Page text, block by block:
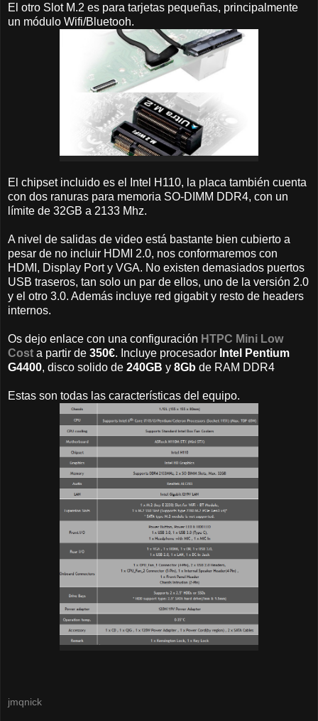
El otro Slot M.2 es para tarjetas pequeñas, principalmente
un módulo Wifi/Bluetooh.
El chipset incluido es el Intel H110, la placa también cuenta
con dos ranuras para memoria SO-DIMM DDR4, con un
límite de 32GB a 2133 Mhz.
A nivel de salidas de video está bastante bien cubierto a
pesar de no incluir HDMI 2.0, nos conformaremos con
HDMI, Display Port y VGA. No existen demasiados puertos
USB traseros, tan solo un par de ellos, uno de la versión 2.0
y el otro 3.0. Además incluye red gigabit y resto de headers
internos.
Os dejo enlace con una configuración HTPC Mini Low
Cost a partir de 350€. Incluye procesador Intel Pentium
G4400, disco solido de 240GB y 8Gb de RAM DDR4
Estas son todas las características del equipo.
jmqnick